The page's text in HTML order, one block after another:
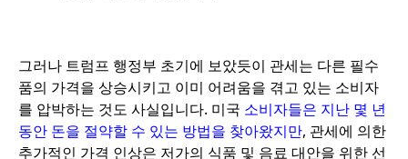
그러나 트럼프 행정부 초기에 보았듯이 관세는 다른 필수
품의 가격을 상승시키고 이미 어려움을 겪고 있는 소비자
를 압박하는 것도 사실입니다. 미국 소비자들은 지난 몇 년
동안 돈을 절약할 수 있는 방법을 찾아왔지만, 관세에 의한
추가적인 가격 인상은 저가의 식품 및 음료 대안을 위한 선